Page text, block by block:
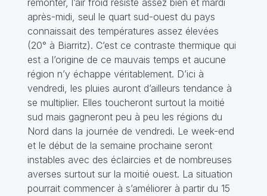
remonter, l’air froid résiste assez bien et mardi
après-midi, seul le quart sud-ouest du pays
connaissait des températures assez élevées
(20° à Biarritz). C’est ce contraste thermique qui
est a l’origine de ce mauvais temps et aucune
région n’y échappe véritablement. D’ici à
vendredi, les pluies auront d’ailleurs tendance à
se multiplier. Elles toucheront surtout la moitié
sud mais gagneront peu à peu les régions du
Nord dans la journée de vendredi. Le week-end
et le début de la semaine prochaine seront
instables avec des éclaircies et de nombreuses
averses surtout sur la moitié ouest. La situation
pourrait commencer à s’améliorer à partir du 15